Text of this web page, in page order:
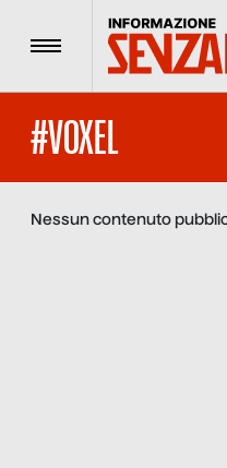
Menu
#VOXEL
Nessun contenuto